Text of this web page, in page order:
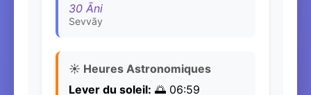
30 Āni
Sevvāy
☀️ Heures Astronomiques
Lever du soleil: 🌅 06:59